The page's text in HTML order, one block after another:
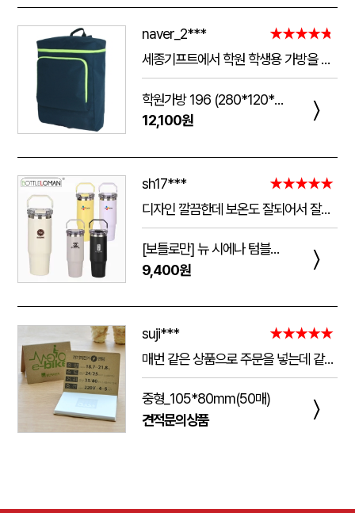
naver_2***
★★★★★
세종기프트에서 학원 학생용 가방을 제작했는데 전체적으로 아주 만족스럽습니다. 가방 크기가 넉넉해서 교재와 학용품을 넣기 좋고, 원단과 지퍼도 탄탄해서 아이들이 매일 사용하기에 실용적입니다. 특히 학원 로고와 문구 인쇄가 선명하고 깔끔하게 나와서 실제로 받아보니 기대했던 것보다 훨씬 고급스러웠습니다. 제작 과정에서도 요청사항을 잘 반영해 주셨고 완성도도 좋아 다음 단체 제작 때도 다시 이용하고 싶습니다.
학원가방 196 (280*120*390mm)
12,100원
〉
sh17***
★★★★★
디자인 깔끔한데 보온도 잘되어서 잘쓰고 있습니다 선물용으로 좋네요 하단에 실리콘 밀림방지 없는건 좀 아쉽네요
[보틀로만] 뉴 시에나 텀블러 900ml
9,400원
〉
suji***
★★★★★
매번 같은 상품으로 주문을 넣는데 같은 품질로 받을 수 있어서 좋습니다. 배송 기간도 적당히 잘오는거 같아요. 앞으로도 계속 이용할꺼 같습니다. 지금과 같은 품질로 유지해주세요!!
중형_105*80mm(50매)
견적문의상품
〉